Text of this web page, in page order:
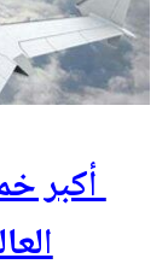
أكبر